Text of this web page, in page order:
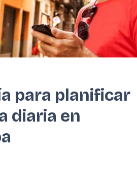
para planificar
diaria en
about: